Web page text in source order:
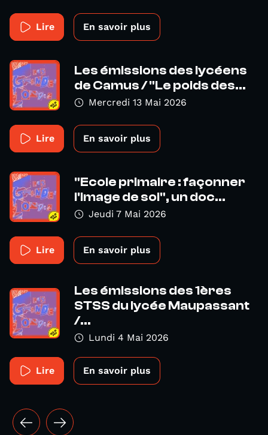
Lire En savoir plus
Les émissions des lycéens
de Camus / "Le poids des...
Mercredi 13 Mai 2026
Lire En savoir plus
"Ecole primaire : façonner
l'image de soi", un doc...
Jeudi 7 Mai 2026
Lire En savoir plus
Les émissions des 1ères
STSS du lycée Maupassant
/...
Lundi 4 Mai 2026
Lire En savoir plus